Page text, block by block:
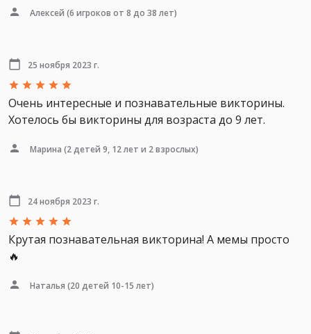
Алексей (6 игроков от 8 до 38 лет)
25 ноября 2023 г.
Очень интересные и познавательные викторины.
Хотелось бы викторины для возраста до 9 лет.
Марина (2 детей 9, 12 лет и 2 взрослых)
24 ноября 2023 г.
Крутая познавательная викторина! А мемы просто
🔥
Наталья (20 детей 10-15 лет)